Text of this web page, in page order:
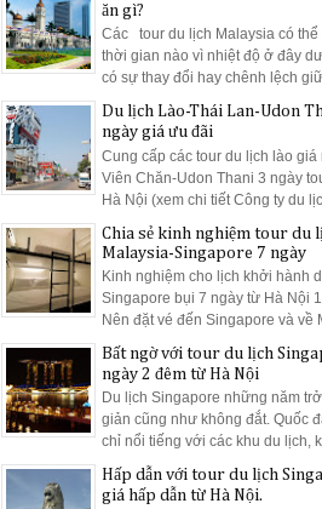
ăn gì?
Các tour du lịch Malaysia có
thời gian nào vì nhiệt độ ở đây
có sự thay đổi hay chênh lệch
Du lịch Lào-Thái Lan-Udon
ngày giá ưu đãi
Cung cấp các tour du lịch lào giá
Viên Chăn-Udon Thani 3 ngày
Hà Nội (xem chi tiết Công ty du
Chia sẻ kinh nghiệm tour du
Malaysia-Singapore 7 ngày
Kinh nghiệm cho lịch khởi hành
Singapore bụi 7 ngày từ Hà Nội
Nên đặt vé đến Singapore và về
Bất ngờ với tour du lịch
ngày 2 đêm từ Hà Nội
Du lịch Singapore những năm
giản cũng như không đắt. Quốc
chỉ nổi tiếng với các khu du lịch,
Hấp dẫn với tour du lịch
giá hấp dẫn từ Hà Nội.